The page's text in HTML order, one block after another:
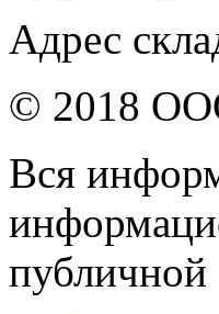
Адрес
© 2018
Вся
публичной